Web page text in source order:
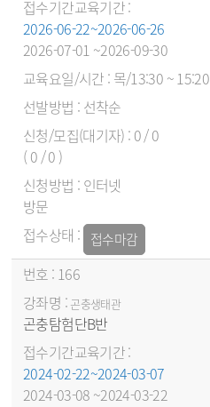
2026-06-22~2026-06-26
2026-07-01 ~2026-09-30
목/13:30 ~ 15:20
선착순
0 / 0
( 0 / 0 )
인터넷
방문
접수마감
166
곤충생태관
곤충탐험단B반
2024-02-22~2024-03-07
2024-03-08 ~2024-03-22